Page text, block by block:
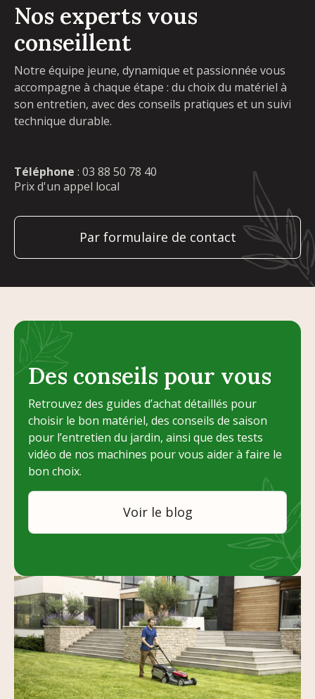
Nos experts vous
conseillent
Notre équipe jeune, dynamique et passionnée vous
accompagne à chaque étape : du choix du matériel à
son entretien, avec des conseils pratiques et un suivi
technique durable.
Téléphone : 03 88 50 78 40
Prix d'un appel local
Par formulaire de contact
Des conseils pour vous
Retrouvez des guides d’achat détaillés pour
choisir le bon matériel, des conseils de saison
pour l’entretien du jardin, ainsi que des tests
vidéo de nos machines pour vous aider à faire le
bon choix.
Voir le blog